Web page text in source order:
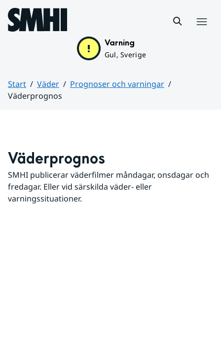
Hoppa till sidans innehåll
Varning
Gul, Sverige
Start Väder
Prognoser och varningar
Väderprognos
Väderprognos
SMHI publicerar väderfilmer måndagar, onsdagar och
fredagar. Eller vid särskilda väder- eller
varningssituationer.